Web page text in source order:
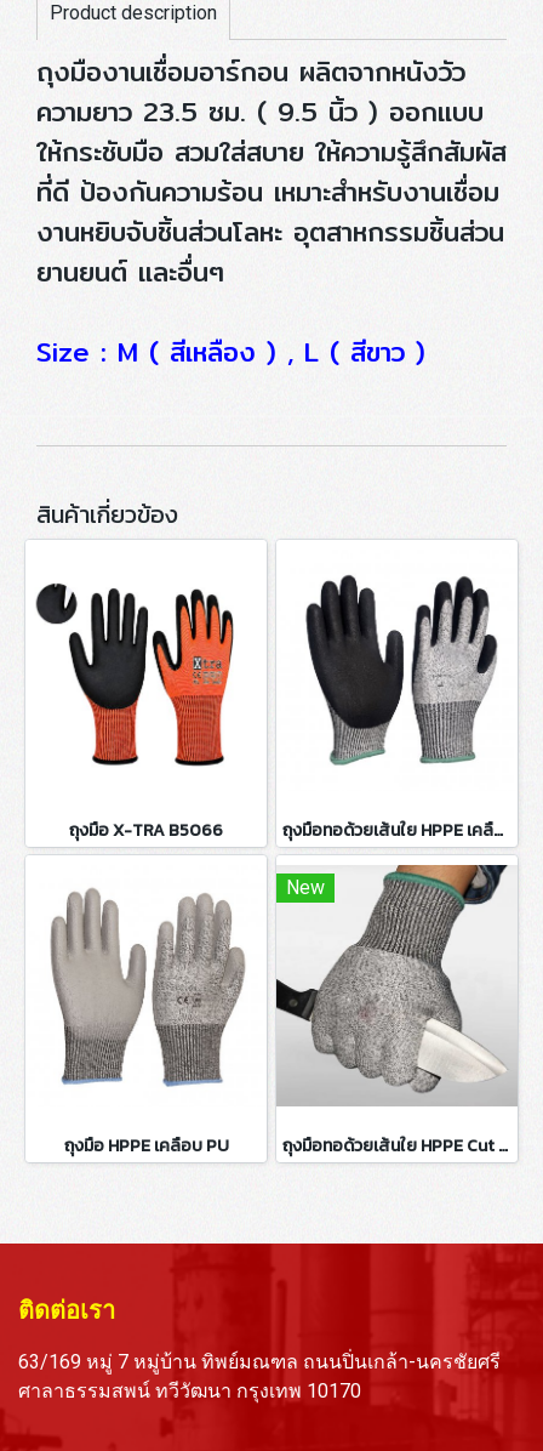
Product description
ถุงมืองานเชื่อมอาร์กอน ผลิตจากหนังวัว
ความยาว 23.5 ซม. ( 9.5 นิ้ว ) ออกแบบ
ให้กระชับมือ สวมใส่สบาย ให้ความรู้สึกสัมผัส
ที่ดี ป้องกันความร้อน เหมาะสำหรับงานเชื่อม
งานหยิบจับชิ้นส่วนโลหะ อุตสาหกรรมชิ้นส่วน
ยานยนต์ และอื่นๆ
Size : M ( สีเหลือง ) , L ( สีขาว )
สินค้าเกี่ยวข้อง
ถุงมือ X-TRA B5066 ถุงมือทอด้วยเส้นใย HPPE เคลือบ Nitrile (NBR) สีดำ
ถุงมือ HPPE เคลือบ PU
New
ถุงมือทอด้วยเส้นใย HPPE Cut 5 (Food Grade)
ติดต่อเรา
63/169 หมู่ 7 หมู่บ้าน ทิพย์มณฑล ถนนปิ่นเกล้า-นครชัยศรี
ศาลาธรรมสพน์ ทวีวัฒนา กรุงเทพ 10170